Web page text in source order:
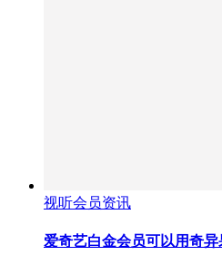
视听会员资讯
爱奇艺白金会员可以用奇